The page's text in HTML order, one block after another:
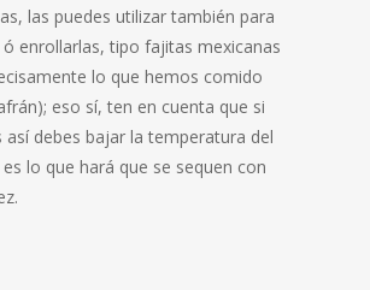
las puedes utilizar también para
enrollarlas, tipo fajitas mexicanas
lo que hemos comido
eso sí, ten en cuenta que si
así debes bajar la temperatura del
lo que hará que se sequen con